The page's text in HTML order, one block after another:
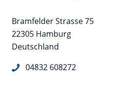
Bramfelder Strasse 75
22305 Hamburg
Deutschland
04832 608272